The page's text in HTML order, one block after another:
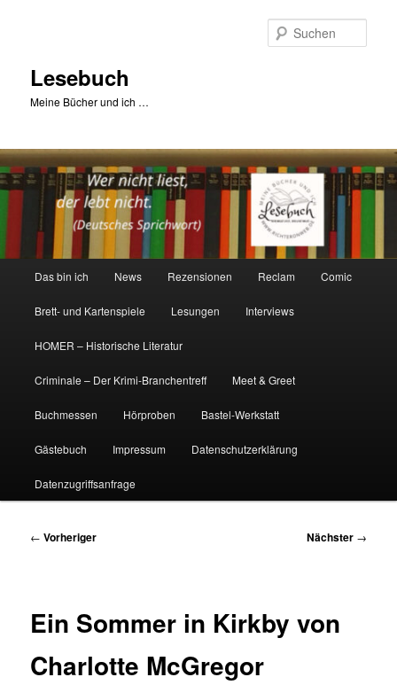
Lesebuch
Meine Bücher und ich …
Das bin ich News Rezensionen Reclam Comic
Brett- und Kartenspiele Lesungen Interviews
HOMER – Historische Literatur
Criminale – Der Krimi-Branchentreff Meet & Greet
Buchmessen Hörproben Bastel-Werkstatt
Gästebuch Impressum Datenschutzerklärung
Datenzugriffsanfrage
Beitragsnavigation
← Vorheriger Nächster →
Ein Sommer in Kirkby von
Charlotte McGregor